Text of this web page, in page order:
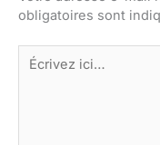
obligatoires sont
Écrivez
ici…